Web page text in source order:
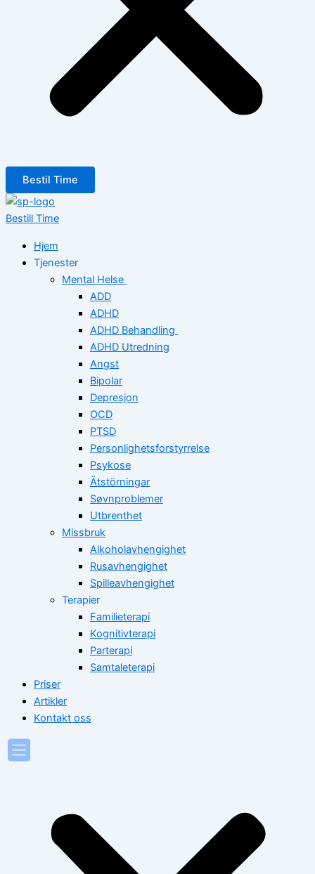
Bestil Time
Bestill Time
Hjem
Tjenester
Mental Helse
ADD
ADHD
ADHD Behandling
ADHD Utredning
Angst
Bipolar
Depresjon
OCD
PTSD
Personlighetsforstyrrelse
Psykose
Ätstörningar
Søvnproblemer
Utbrenthet
Missbruk
Alkoholavhengighet
Rusavhengighet
Spilleavhengighet
Terapier
Familieterapi
Kognitivterapi
Parterapi
Samtaleterapi
Priser
Artikler
Kontakt oss